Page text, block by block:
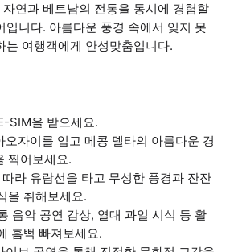
연과 베트남의 전통을 동시에 경험할
입니다. 아름다운 풍경 속에서 잊지 못
는 여행객에게 안성맞춤입니다.
SIM을 받으세요.
자이를 입고 메콩 델타의 아름다운 경
찍어보세요.
라 유람선을 타고 무성한 풍경과 잔잔
을 취해보세요.
음악 공연 감상, 열대 과일 시식 등 활
흠뻑 빠져보세요.